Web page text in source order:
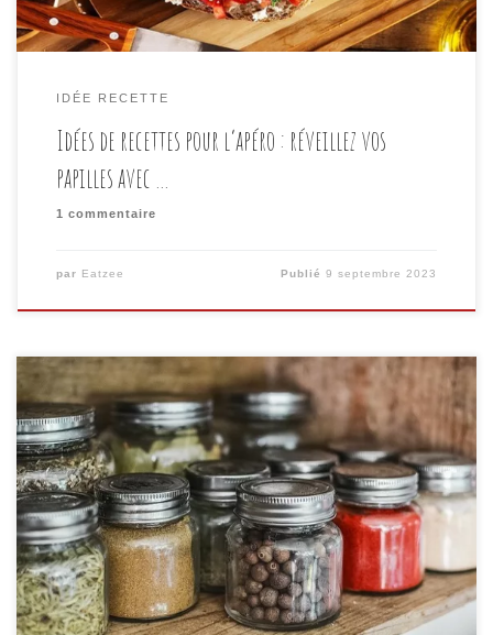
IDÉE RECETTE
Idées de recettes pour l’apéro : réveillez vos
papilles avec …
1 commentaire
par Eatzee Publié9 septembre 2023
Lorsque vous vous tenez devant un frigo bien rempli
mais que vous ne savez pas quoi cuisiner, vous n’êtes
pas seul(e). Tout le monde a déjà été confronté à
cette situation, qui est également décrite dans notre
article précédent. Cependant, la clé pour surmonter ce
défi est de stimuler votre […]